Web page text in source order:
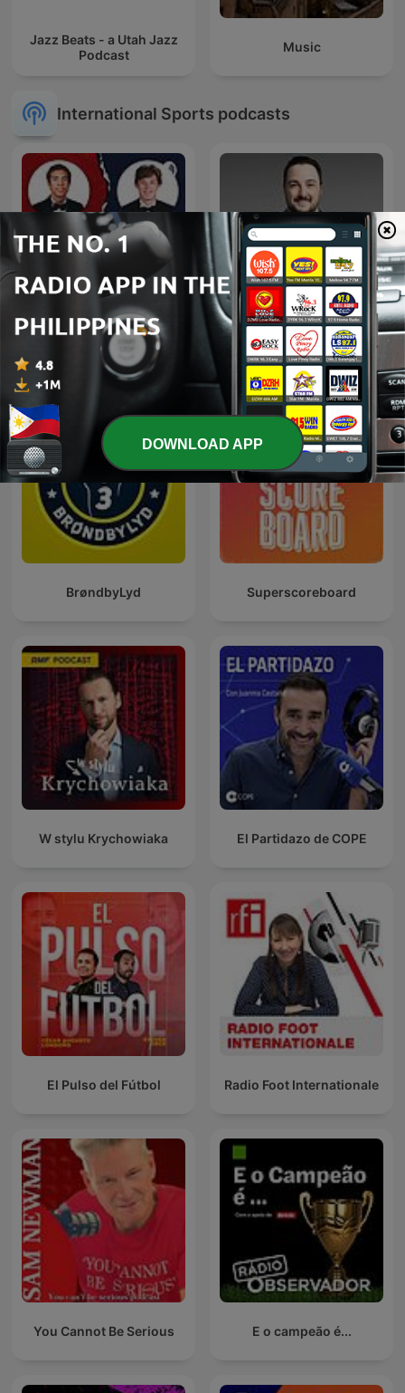
Jazz Beats - a Utah Jazz
Podcast
Music
International Sports podcasts
The Ells and William Show Inside Sports
BrøndbyLyd Superscoreboard
W stylu Krychowiaka El Partidazo de COPE
El Pulso del Fútbol Radio Foot Internationale
You Cannot Be Serious E o campeão é...
DOWNLOAD APP